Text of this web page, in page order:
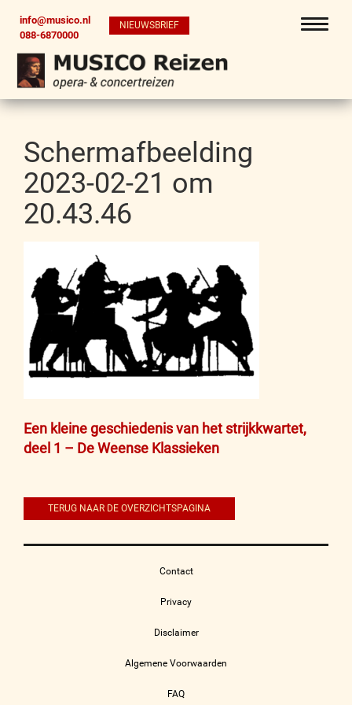
info@musico.nl
088-6870000
NIEUWSBRIEF
Scherm­afbeelding
2023-02-21 om
20.43.46
Bericht
navigatie
Een kleine geschiedenis van het strijkkwartet,
deel 1 – De Weense Klassieken
TERUG NAAR DE OVERZICHTSPAGINA
Contact
Privacy
Disclaimer
Algemene Voorwaarden
FAQ